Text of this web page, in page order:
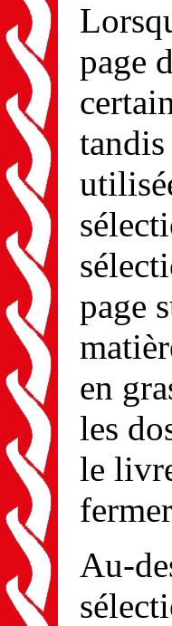
page
page
en
les
le
Au-